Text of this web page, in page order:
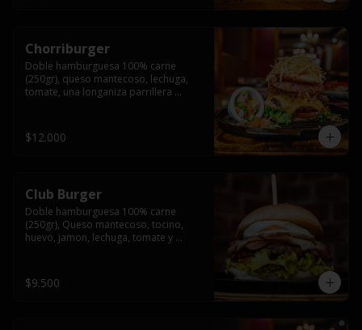
Chorriburger
Doble hamburguesa 100% carne
(250gr), queso mantecoso, lechuga,
tomate, una longaniza parrillera
papas fritas.
$12.000
Club Burger
Doble hamburguesa 100% carne
(250gr), Queso mantecoso, tocino,
huevo, jamon, lechuga, tomate y
$9.500